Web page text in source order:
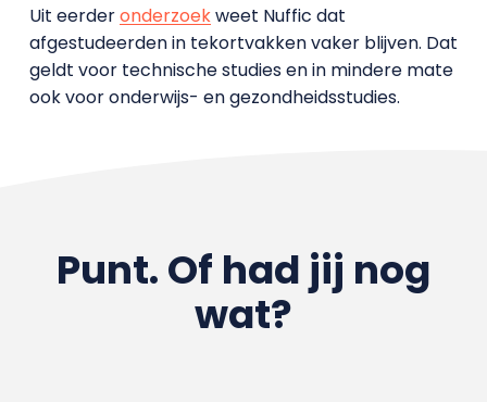
Uit eerderonderzoekweet Nuffic dat
afgestudeerden in tekortvakken vaker blijven. Dat
geldt voor technische studies en in mindere mate
ook voor onderwijs- en gezondheidsstudies.
Punt. Of had jij nog
wat?